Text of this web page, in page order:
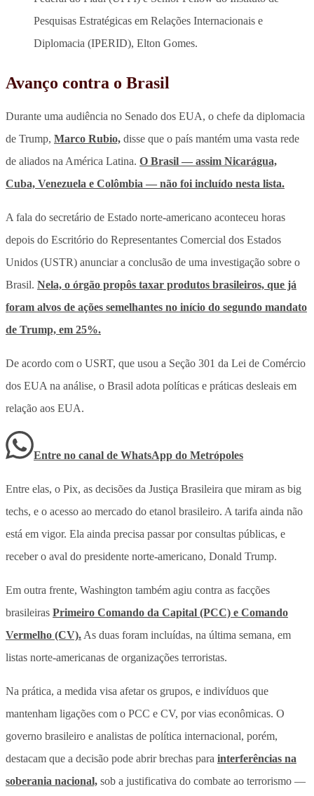
Pesquisas Estratégicas em Relações Internacionais e
Diplomacia (IPERID), Elton Gomes.
Avanço contra o Brasil
Durante uma audiência no Senado dos EUA, o chefe da diplomacia
de Trump, Marco Rubio, disse que o país mantém uma vasta rede
de aliados na América Latina. O Brasil — assim Nicarágua,
Cuba, Venezuela e Colômbia — não foi incluído nesta lista.
A fala do secretário de Estado norte-americano aconteceu horas
depois do Escritório do Representantes Comercial dos Estados
Unidos (USTR) anunciar a conclusão de uma investigação sobre o
Brasil. Nela, o órgão propôs taxar produtos brasileiros, que já
foram alvos de ações semelhantes no início do segundo mandato
de Trump, em 25%.
De acordo com o USRT, que usou a Seção 301 da Lei de Comércio
dos EUA na análise, o Brasil adota políticas e práticas desleais em
relação aos EUA.
Entre no canal de WhatsApp do Metrópoles
Entre elas, o Pix, as decisões da Justiça Brasileira que miram as big
techs, e o acesso ao mercado do etanol brasileiro. A tarifa ainda não
está em vigor. Ela ainda precisa passar por consultas públicas, e
receber o aval do presidente norte-americano, Donald Trump.
Em outra frente, Washington também agiu contra as facções
brasileiras Primeiro Comando da Capital (PCC) e Comando
Vermelho (CV). As duas foram incluídas, na última semana, em
listas norte-americanas de organizações terroristas.
Na prática, a medida visa afetar os grupos, e indivíduos que
mantenham ligações com o PCC e CV, por vias econômicas. O
governo brasileiro e analistas de política internacional, porém,
destacam que a decisão pode abrir brechas para interferências na
soberania nacional, sob a justificativa do combate ao terrorismo —